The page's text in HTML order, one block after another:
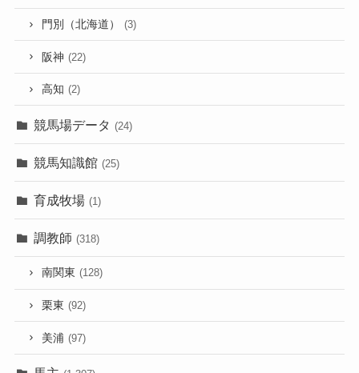
門別（北海道） (3)
阪神 (22)
高知 (2)
競馬場データ (24)
競馬知識館 (25)
育成牧場 (1)
調教師 (318)
南関東 (128)
栗東 (92)
美浦 (97)